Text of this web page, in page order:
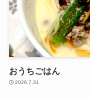
おうちごはん
2026.7.31